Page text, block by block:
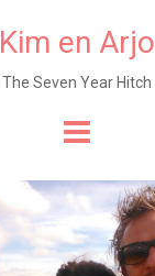
Kim en Arjo
The Seven Year Hitch